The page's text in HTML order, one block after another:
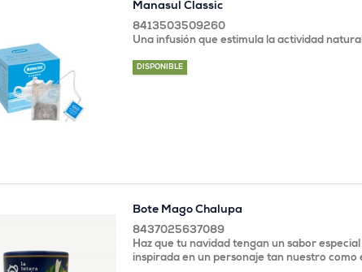
Manasul Classic
8413503509260
Una infusión que estimula la actividad
DISPONIBLE
Bote Mago Chalupa
8437025637089
Haz que tu navidad tengan un sabor
inspirada en un personaje tan nuestro como